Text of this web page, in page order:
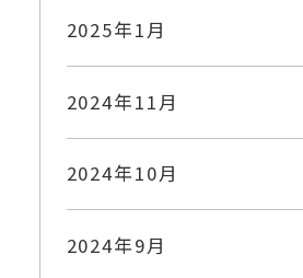
2025年1月
2024年11月
2024年10月
2024年9月